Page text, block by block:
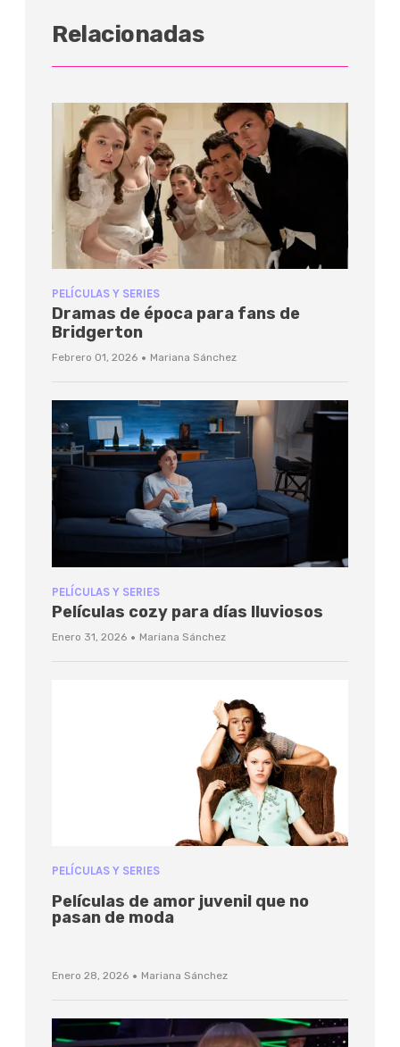
Relacionadas
PELÍCULAS Y SERIES
Dramas de época para fans de
Bridgerton
Febrero 01, 2026 · Mariana Sánchez
PELÍCULAS Y SERIES
Películas cozy para días lluviosos
Enero 31, 2026 · Mariana Sánchez
PELÍCULAS Y SERIES
Películas de amor juvenil que no
pasan de moda
Enero 28, 2026 · Mariana Sánchez